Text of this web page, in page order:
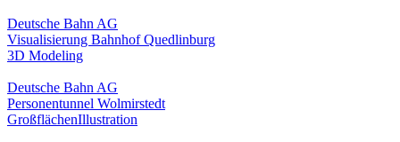
Deutsche Bahn AG
Visualisierung Bahnhof Quedlinburg
3D Modeling
Deutsche Bahn AG
Personentunnel Wolmirstedt
GroßflächenIllustration